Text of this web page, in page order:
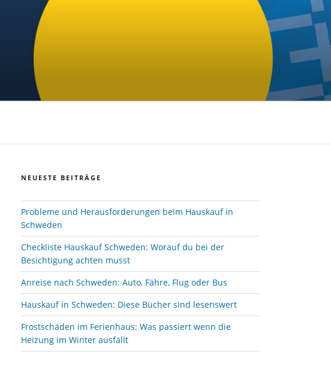
NEUESTE BEITRÄGE
Probleme und Herausforderungen beim Hauskauf in
Schweden
Checkliste Hauskauf Schweden: Worauf du bei der
Besichtigung achten musst
Anreise nach Schweden: Auto, Fähre, Flug oder Bus
Hauskauf in Schweden: Diese Bücher sind lesenswert
Frostschäden im Ferienhaus: Was passiert wenn die
Heizung im Winter ausfällt